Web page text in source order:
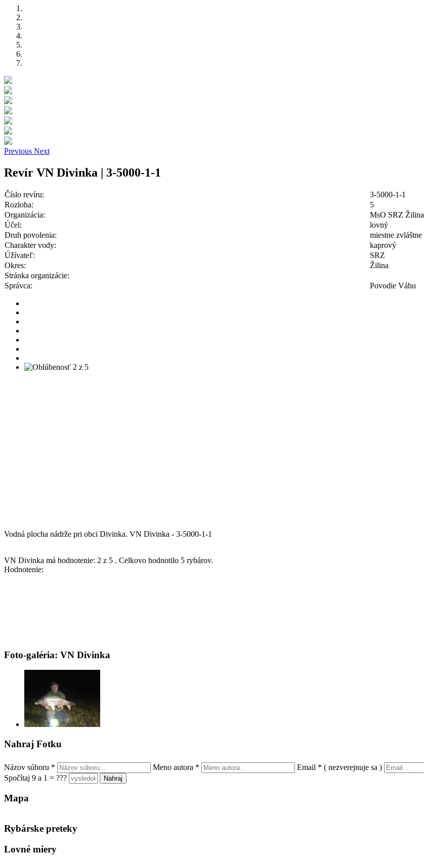
Previous Next
Revír VN Divinka | 3-5000-1-1
Číslo revíru:
3-5000-1-1
Rozloha:
5
Organizácia:
MsO SRZ Žilina
Účel:
lovný
Druh povolenia:
miestne zvláštne
Charakter vody:
kaprový
Úžívateľ:
SRZ
Okres:
Žilina
Stránka organizácie:
Správca:
Povodie Váhu
Vodná plocha nádrže pri obci Divinka. VN Divinka - 3-5000-1-1
VN Divinka má hodnotenie: 2 z 5 . Celkovo hodnotilo 5 rybárov.
Hodnotenie:
Foto-galéria: VN Divinka
Nahraj Fotku
Názov súboru * Meno autora * Email * ( nezverejnuje sa )
Spočítaj 9 a 1 = ???
Mapa
Rybárske preteky
Lovné miery